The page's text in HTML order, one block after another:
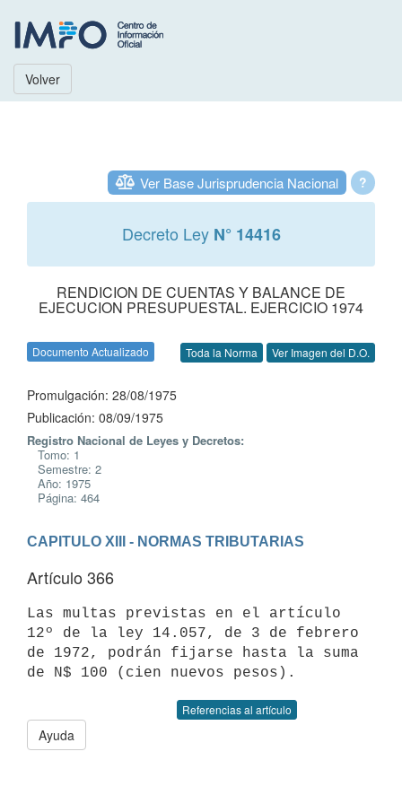
Volver
?
Ver Base Jurisprudencia Nacional
Decreto Ley N° 14416
RENDICION DE CUENTAS Y BALANCE DE
EJECUCION PRESUPUESTAL. EJERCICIO 1974
Documento Actualizado Toda la Norma Ver Imagen del D.O.
Promulgación: 28/08/1975
Publicación: 08/09/1975
Registro Nacional de Leyes y Decretos:
Tomo: 1
Semestre: 2
Año: 1975
Página: 464
CAPITULO XIII - NORMAS TRIBUTARIAS
Artículo 366
Las multas previstas en el artículo
12º de la ley 14.057, de 3 de febrero
de 1972, podrán fijarse hasta la suma
Referencias al artículo
Ayuda